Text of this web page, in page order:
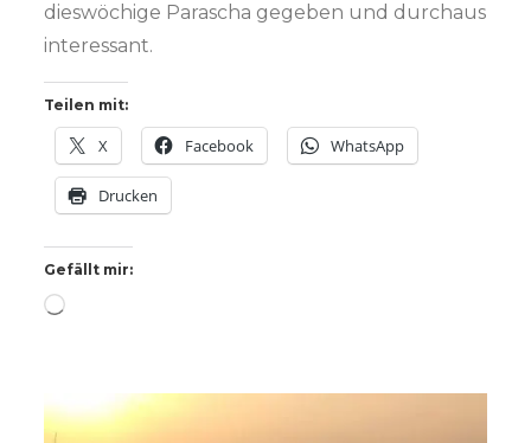
dieswöchige Parascha gegeben und durchaus
interessant.
Teilen mit:
X Facebook WhatsApp
Drucken
Gefällt mir:
Wird